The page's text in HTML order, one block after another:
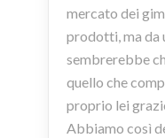
mercato dei
prodotti, ma da
sembrerebbe
quello che
proprio lei
Abbiamo così